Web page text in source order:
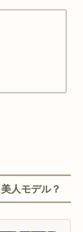
人モデル？